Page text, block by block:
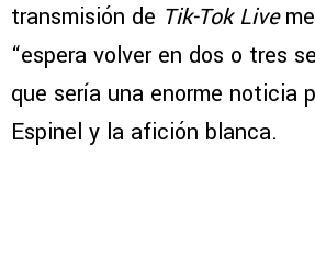
transmisión de Tik-Tok Live
“espera volver en dos o tres
que sería una enorme noticia
Espinel y la afición blanca.